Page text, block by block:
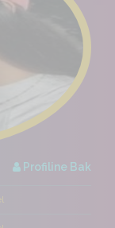
Profiline Bak